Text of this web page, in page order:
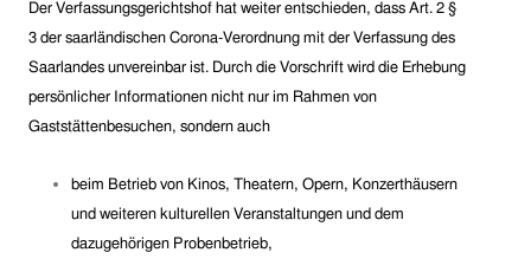
Der Verfassungsgerichtshof hat weiter entschieden, dass Art. 2 §
3 der saarländischen Corona-Verordnung mit der Verfassung des
Saarlandes unvereinbar ist. Durch die Vorschrift wird die Erhebung
persönlicher Informationen nicht nur im Rahmen von
Gaststättenbesuchen, sondern auch
beim Betrieb von Kinos, Theatern, Opern, Konzerthäusern
und weiteren kulturellen Veranstaltungen und dem
dazugehörigen Probenbetrieb,